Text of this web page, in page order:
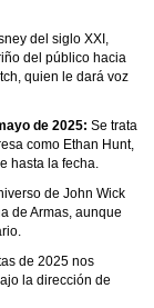
del siglo XXI,
del público hacia
quien le dará voz
de 2025: Se trata
como Ethan Hunt,
hasta la fecha.
de John Wick
de Armas, aunque
de 2025 nos
la dirección de